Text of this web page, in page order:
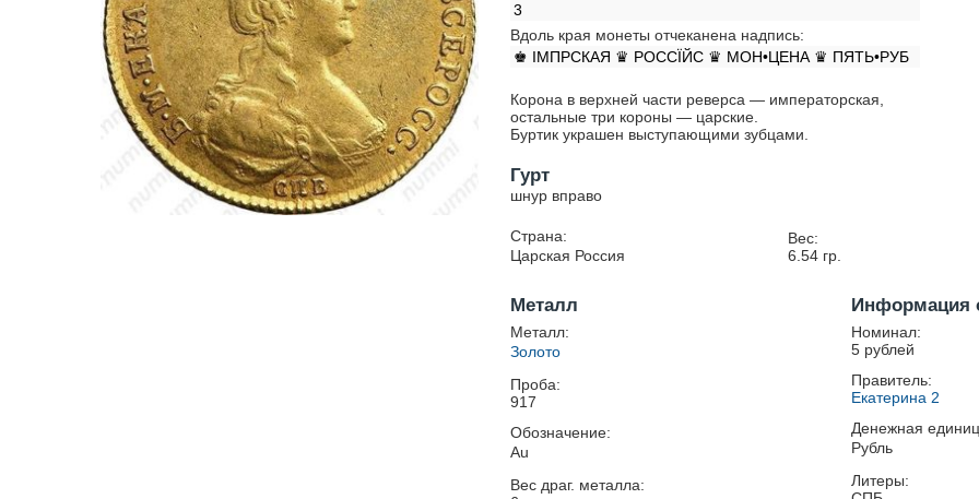
3
Вдоль края монеты отчеканена надпись:
♚ IМПРСКАЯ ♛ РОССÏЙС ♛ МОН•ЦЕНА ♛ ПЯТЬ•РУБ
Корона в верхней части реверса — императорская,
остальные три короны — царские.
Буртик украшен выступающими зубцами.
Гурт
шнур вправо
Страна:
Царская Россия
Вес:
6.54гр.
Металл
Металл:
Золото
Проба:
917
Обозначение:
Au
Вес драг. металла:
Информация
Номинал:
5 рублей
Правитель:
Екатерина 2
Денежная
Рубль
Литеры: